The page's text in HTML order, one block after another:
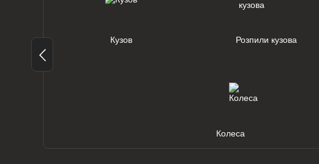
Кузов Розпили кузова
Колеса